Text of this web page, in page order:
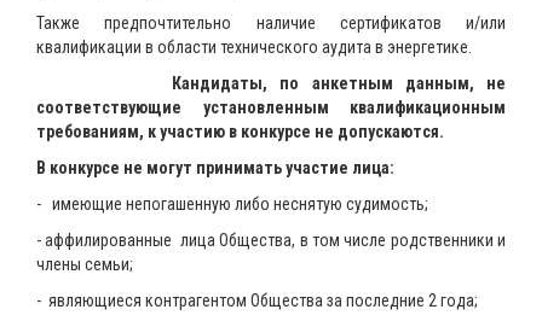
Также предпочтительно наличие сертификатов и/или
квалификации в области технического аудита в энергетике.
Кандидаты, по анкетным данным, не
соответствующие установленным квалификационным
требованиям, к участию в конкурсе не допускаются.
В конкурсе не могут принимать участие лица:
- имеющие непогашенную либо неснятую судимость;
- аффилированные лица Общества, в том числе родственники и
члены семьи;
- являющиеся контрагентом Общества за последние 2 года;